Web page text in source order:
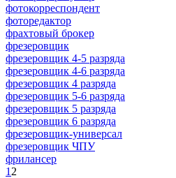
фотокорреспондент
фоторедактор
фрахтовый брокер
фрезеровщик
фрезеровщик 4-5 разряда
фрезеровщик 4-6 разряда
фрезеровщик 4 разряда
фрезеровщик 5-6 разряда
фрезеровщик 5 разряда
фрезеровщик 6 разряда
фрезеровщик-универсал
фрезеровщик ЧПУ
фрилансер
1 2